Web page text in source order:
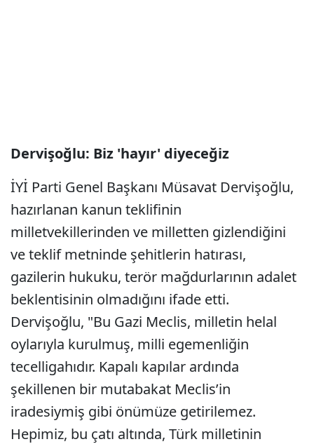
Dervişoğlu: Biz 'hayır' diyeceğiz
İYİ Parti Genel Başkanı Müsavat Dervişoğlu,
hazırlanan kanun teklifinin
milletvekillerinden ve milletten gizlendiğini
ve teklif metninde şehitlerin hatırası,
gazilerin hukuku, terör mağdurlarının adalet
beklentisinin olmadığını ifade etti.
Dervişoğlu, "Bu Gazi Meclis, milletin helal
oylarıyla kurulmuş, milli egemenliğin
tecelligahıdır. Kapalı kapılar ardında
şekillenen bir mutabakat Meclis’in
iradesiymiş gibi önümüze getirilemez.
Hepimiz, bu çatı altında, Türk milletinin